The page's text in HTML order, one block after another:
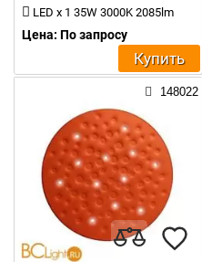
LED x 1 35W 3000K 2085lm
Цена: По запросу
Купить
148022